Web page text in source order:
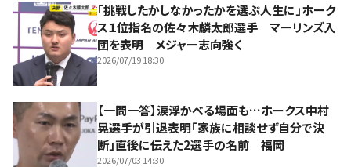
「挑戦したかしなかったかを選ぶ人生に」ホーク
ス１位指名の佐々木麟太郎選手 マーリンズ入
団を表明 メジャー志向強く
2026/07/19 18:30
【一問一答】涙浮かべる場面も…ホークス中村
晃選手が引退表明「家族に相談せず自分で決
断」直後に伝えた2選手の名前 福岡
2026/07/03 14:30